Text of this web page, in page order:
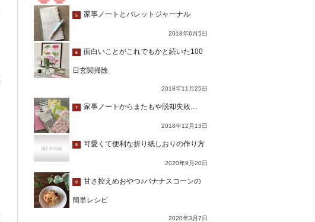
5 家事ノートとバレットジャーナル
2018年6月5日
6 面白いことがこれでもかと続いた100
日玄関掃除
2018年11月25日
7 家事ノートからまたもや脱却失敗…
2018年12月13日
8 可愛くて便利な折り紙しおりの作り方
2020年9月20日
9 甘さ控えめおやつ♪バナナスコーンの
簡単レシピ
2020年3月7日